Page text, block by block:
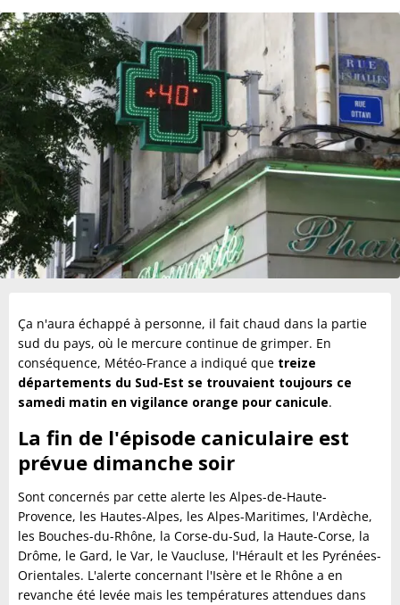
Ça n'aura échappé à personne, il fait chaud dans la partie
sud du pays, où le mercure continue de grimper. En
conséquence, Météo-France a indiqué que treize
départements du Sud-Est se trouvaient toujours ce
samedi matin en vigilance orange pour canicule.
La fin de l'épisode caniculaire est
prévue dimanche soir
Sont concernés par cette alerte les Alpes-de-Haute-
Provence, les Hautes-Alpes, les Alpes-Maritimes, l'Ardèche,
les Bouches-du-Rhône, la Corse-du-Sud, la Haute-Corse, la
Drôme, le Gard, le Var, le Vaucluse, l'Hérault et les Pyrénées-
Orientales. L'alerte concernant l'Isère et le Rhône a en
revanche été levée mais les températures attendues dans